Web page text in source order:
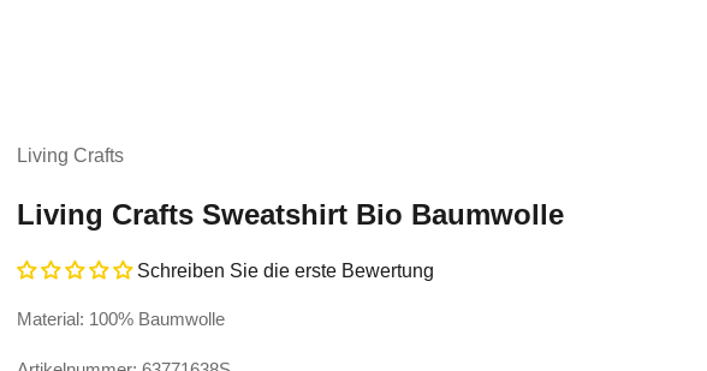
Living Crafts
Living Crafts Sweatshirt Bio Baumwolle
Schreiben Sie die erste Bewertung
Material: 100% Baumwolle